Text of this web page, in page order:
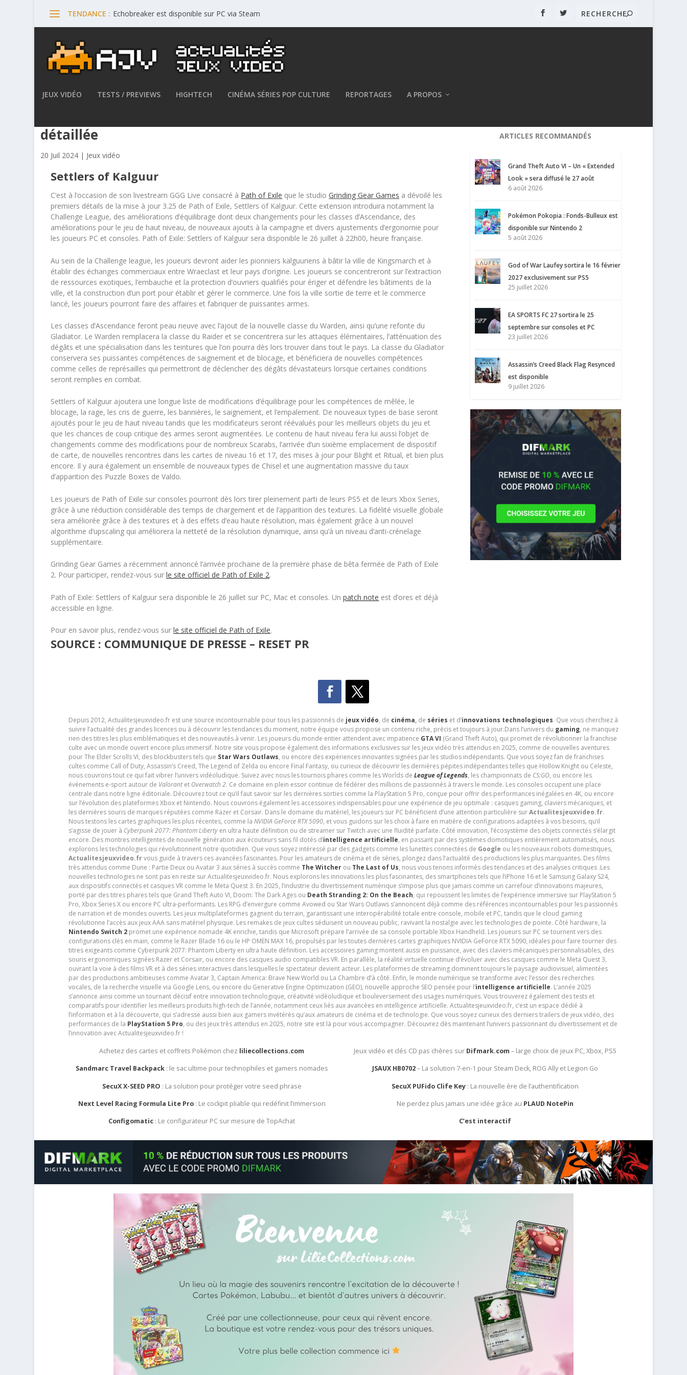
TENDANCE : Echobreaker est disponible sur PC via Steam
JEUX VIDÉO TESTS / PREVIEWS HIGHTECH CINÉMA SÉRIES POP CULTURE REPORTAGES A PROPOS
détaillée
20 Juil 2024 | Jeux vidéo
Settlers of Kalguur
C’est à l’occasion de son livestream GGG Live consacré à Path of Exile que le studioGrinding Gear Games a dévoilé les
premiers détails de la mise à jour 3.25 de Path of Exile, Settlers of Kalguur. Cette extension introduira notamment la
Challenge League, des améliorations d’équilibrage dont deux changements pour les classes d’Ascendance, des
améliorations pour le jeu de haut niveau, de nouveaux ajouts à la campagne et divers ajustements d’ergonomie pour
les joueurs PC et consoles. Path of Exile: Settlers of Kalguur sera disponible le 26 juillet à 22h00, heure française.
Au sein de la Challenge league, les joueurs devront aider les pionniers kalguuriens à bâtir la ville de Kingsmarch et à
établir des échanges commerciaux entre Wraeclast et leur pays d’origine. Les joueurs se concentreront sur l’extraction
de ressources exotiques, l’embauche et la protection d’ouvriers qualifiés pour ériger et défendre les bâtiments de la
ville, et la construction d’un port pour établir et gérer le commerce. Une fois la ville sortie de terre et le commerce
lancé, les joueurs pourront faire des affaires et fabriquer de puissantes armes.
Les classes d’Ascendance feront peau neuve avec l’ajout de la nouvelle classe du Warden, ainsi qu’une refonte du
Gladiator. Le Warden remplacera la classe du Raider et se concentrera sur les attaques élémentaires, l’atténuation des
dégâts et une spécialisation dans les teintures que l’on pourra dès lors trouver dans tout le pays. La classe du Gladiator
conservera ses puissantes compétences de saignement et de blocage, et bénéficiera de nouvelles compétences
comme celles de représailles qui permettront de déclencher des dégâts dévastateurs lorsque certaines conditions
seront remplies en combat.
Settlers of Kalguur ajoutera une longue liste de modifications d’équilibrage pour les compétences de mêlée, le
blocage, la rage, les cris de guerre, les bannières, le saignement, et l’empalement. De nouveaux types de base seront
ajoutés pour le jeu de haut niveau tandis que les modificateurs seront réévalués pour les meilleurs objets du jeu et
que les chances de coup critique des armes seront augmentées. Le contenu de haut niveau fera lui aussi l’objet de
changements comme des modifications pour de nombreux Scarabs, l’arrivée d’un sixième emplacement de dispositif
de carte, de nouvelles rencontres dans les cartes de niveau 16 et 17, des mises à jour pour Blight et Ritual, et bien plus
encore. Il y aura également un ensemble de nouveaux types de Chisel et une augmentation massive du taux
d’apparition des Puzzle Boxes de Valdo.
Les joueurs de Path of Exile sur consoles pourront dès lors tirer pleinement parti de leurs PS5 et de leurs Xbox Series,
grâce à une réduction considérable des temps de chargement et de l’apparition des textures. La fidélité visuelle globale
sera améliorée grâce à des textures et à des effets d’eau haute résolution, mais également grâce à un nouvel
algorithme d’upscaling qui améliorera la netteté de la résolution dynamique, ainsi qu’à un niveau d’anti-crénelage
supplémentaire.
Grinding Gear Games a récemment annoncé l’arrivée prochaine de la première phase de bêta fermée de Path of Exile
2. Pour participer, rendez-vous surle site officiel de Path of Exile 2.
Path of Exile: Settlers of Kalguur sera disponible le 26 juillet sur PC, Mac et consoles. Unpatch note est d’ores et déjà
accessible en ligne.
Pour en savoir plus, rendez-vous surle site officiel de Path of Exile.
SOURCE : COMMUNIQUE DE PRESSE – RESET PR
ARTICLES RECOMMANDÉS
Grand Theft Auto VI – Un « Extended
Look » sera diffusé le 27 août
6 août 2026
Pokémon Pokopia : Fonds-Bulleux est
disponible sur Nintendo 2
5 août 2026
God of War Laufey sortira le 16 février
2027 exclusivement sur PS5
25 juillet 2026
EA SPORTS FC 27 sortira le 25
septembre sur consoles et PC
23 juillet 2026
Assassin’s Creed Black Flag Resynced
est disponible
9 juillet 2026
Depuis 2012, Actualitesjeuxvideo.fr est une source incontournable pour tous les passionnés de jeux vidéo, de cinéma,de séries et d’innovations technologiques. Que vous cherchiez à
suivre l’actualité des grandes licences ou à découvrir les tendances du moment, notre équipe vous propose un contenu riche, précis et toujours à jour.Dans l’univers du gaming, ne manquez
rien des titres les plus emblématiques et des nouveautés à venir. Les joueurs du monde entier attendent avec impatience GTA VI (Grand Theft Auto), qui promet de révolutionner la franchise
culte avec un monde ouvert encore plus immersif. Notre site vous propose également des informations exclusives sur les jeux vidéo très attendus en 2025, comme de nouvelles aventures
pour The Elder Scrolls VI, des blockbusters tels que Star Wars Outlaws, ou encore des expériences innovantes signées par les studios indépendants. Que vous soyez fan de franchises
cultes comme Call of Duty, Assassin’s Creed, The Legend of Zelda ou encore Final Fantasy, ou curieux de découvrir les dernières pépites indépendantes telles que Hollow Knight ou Celeste,
nous couvrons tout ce qui fait vibrer l’univers vidéoludique. Suivez avec nous les tournois phares comme les Worlds de League of Legends, les championnats de CS:GO, ou encore les
événements e-sport autour de Valorantet Overwatch 2. Ce domaine en plein essor continue de fédérer des millions de passionnés à travers le monde. Les consoles occupent une place
centrale dans notre ligne éditoriale. Découvrez tout ce qu’il faut savoir sur les dernières sorties comme la PlayStation 5 Pro, conçue pour offrir des performances inégalées en 4K, ou encore
sur l’évolution des plateformes Xbox et Nintendo. Nous couvrons également les accessoires indispensables pour une expérience de jeu optimale : casques gaming, claviers mécaniques, et
les dernières souris de marques réputées comme Razer et Corsair. Dans le domaine du matériel, les joueurs sur PC bénéficient d’une attention particulière surActualitesjeuxvideo.fr.
Nous testons les cartes graphiques les plus récentes, comme la NVIDIA GeForce RTX 5090, et vous guidons sur les choix à faire en matière de configurations adaptées à vos besoins, qu’il
s’agisse de jouer à Cyberpunk 2077: Phantom Libertyen ultra haute définition ou de streamer sur Twitch avec une fluidité parfaite. Côté innovation, l’écosystème des objets connectés s’élargit
encore. Des montres intelligentes de nouvelle génération aux écouteurs sans fil dotés d’intelligence artificielle, en passant par des systèmes domotiques entièrement automatisés, nous
explorons les technologies qui révolutionnent notre quotidien. Que vous soyez intéressé par des gadgets comme les lunettes connectées de Google ou les nouveaux robots domestiques,
Actualitesjeuxvideo.frvous guide à travers ces avancées fascinantes. Pour les amateurs de cinéma et de séries, plongez dans l’actualité des productions les plus marquantes. Des films
très attendus comme Dune : Partie Deux ou Avatar 3 aux séries à succès comme The Witcherou The Last of Us, nous vous tenons informés des tendances et des analyses critiques .Les
nouvelles technologies ne sont pas en reste sur Actualitesjeuxvideo.fr. Nous explorons les innovations les plus fascinantes, des smartphones tels que l’iPhone 16 et le Samsung Galaxy S24,
aux dispositifs connectés et casques VR comme le Meta Quest 3. En 2025, l’industrie du divertissement numérique s’impose plus que jamais comme un carrefour d’innovations majeures,
porté par des titres phares tels que Grand Theft Auto VI, Doom: The Dark Ages ou Death Stranding 2: On the Beach, qui repoussent les limites de l’expérience immersive sur PlayStation 5
Pro, Xbox Series X ou encore PC ultra-performants. Les RPG d’envergure comme Avowed ou Star Wars Outlaws s’annoncent déjà comme des références incontournables pour les passionnés
de narration et de mondes ouverts. Les jeux multiplateformes gagnent du terrain, garantissant une interopérabilité totale entre console, mobile et PC, tandis que le cloud gaming
révolutionne l’accès aux jeux AAA sans matériel physique. Les remakes de jeux cultes séduisent un nouveau public, ravivant la nostalgie avec les technologies de pointe. Côté hardware, la
Nintendo Switch 2promet une expérience nomade 4K enrichie, tandis que Microsoft prépare l’arrivée de sa console portable Xbox Handheld. Les joueurs sur PC se tournent vers des
configurations clés en main, comme le Razer Blade 16 ou le HP OMEN MAX 16, propulsés par les toutes dernières cartes graphiques NVIDIA GeForce RTX 5090, idéales pour faire tourner des
titres exigeants comme Cyberpunk 2077: Phantom Liberty en ultra haute définition. Les accessoires gaming montent aussi en puissance, avec des claviers mécaniques personnalisables, des
souris ergonomiques signées Razer et Corsair, ou encore des casques audio compatibles VR. En parallèle, la réalité virtuelle continue d’évoluer avec des casques comme le Meta Quest 3,
ouvrant la voie à des films VR et à des séries interactives dans lesquelles le spectateur devient acteur. Les plateformes de streaming dominent toujours le paysage audiovisuel, alimentées
par des productions ambitieuses comme Avatar 3, Captain America: Brave New World ou La Chambre d’à côté. Enfin, le monde numérique se transforme avec l’essor des recherches
vocales, de la recherche visuelle via Google Lens, ou encore du Generative Engine Optimization (GEO), nouvelle approche SEO pensée pour l’intelligence artificielle. L’année 2025
s’annonce ainsi comme un tournant décisif entre innovation technologique, créativité vidéoludique et bouleversement des usages numériques. Vous trouverez également des tests et
comparatifs pour identifier les meilleurs produits high-tech de l’année, notamment ceux liés aux avancées en intelligence artificielle. Actualitesjeuxvideo.fr, c’est un espace dédié à
l’information et à la découverte, qui s’adresse aussi bien aux gamers invétérés qu’aux amateurs de cinéma et de technologie. Que vous soyez curieux des derniers trailers de jeux vidéo, des
performances de la PlayStation 5 Pro, ou des jeux très attendus en 2025, notre site est là pour vous accompagner. Découvrez dès maintenant l’univers passionnant du divertissement et de
l’innovation avec Actualitesjeuxvideo.fr !
Achetez des cartes et coffrets Pokémon chez liliecollections.com
Sandmarc Travel Backpack: le sac ultime pour technophiles et gamers nomades
SecuX X-SEED PRO : La solution pour protéger votre seed phrase
Next Level Racing Formula Lite Pro: Le cockpit pliable qui redéfinit l’immersion
Configomatic : Le configurateur PC sur mesure de TopAchat
Jeux vidéo et clés CD pas chères sur Difmark.com – large choix de jeux PC, Xbox, PS5
JSAUX HB0702– La solution 7-en-1 pour Steam Deck, ROG Ally et Legion Go
SecuX PUFido Clife Key : La nouvelle ère de l’authentification
Ne perdez plus jamais une idée grâce au PLAUD NotePin
C’est interactif